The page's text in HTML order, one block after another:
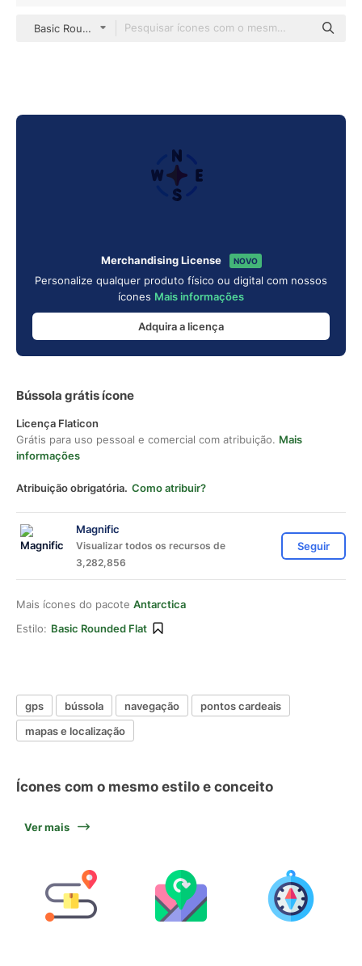
Basic Rounded Flat
Merchandising License NOVO
Personalize qualquer produto físico ou digital com nossos
ícones Mais informações
Adquira a licença
Bússola grátis ícone
Licença Flaticon
Grátis para uso pessoal e comercial com atribuição. Mais
informações
Atribuição obrigatória. Como atribuir?
Magnific
Visualizar todos os recursos de
3,282,856
Seguir
Mais ícones do pacote Antarctica
Estilo: Basic Rounded Flat
gps bússola navegação
pontos cardeais
mapas e localização
Ícones com o mesmo estilo e conceito
Ver mais